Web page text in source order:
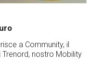
a Community, il
nostro Mobility